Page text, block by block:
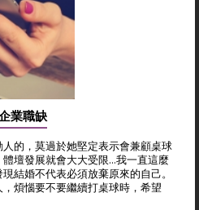
業職缺
的，莫過於她堅定表示會兼顧桌球
壇發展就會大大受限…我一直這麼
結婚不代表必須放棄原來的自己。
，煩惱要不要繼續打桌球時，希望